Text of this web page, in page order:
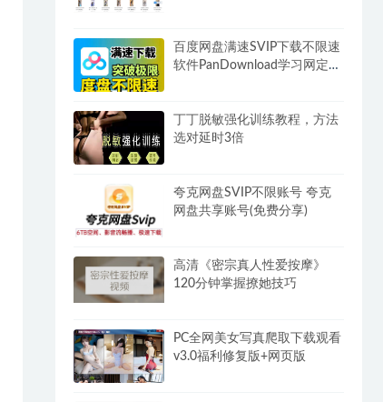
百度网盘满速SVIP下载不限速
软件PanDownload学习网定制
丁丁脱敏强化训练教程，方法
选对延时3倍
夸克网盘SVIP不限账号 夸克
网盘共享账号(免费分享)
高清《密宗真人性爱按摩》
120分钟掌握撩她技巧
PC全网美女写真爬取下载观看
v3.0福利修复版+网页版